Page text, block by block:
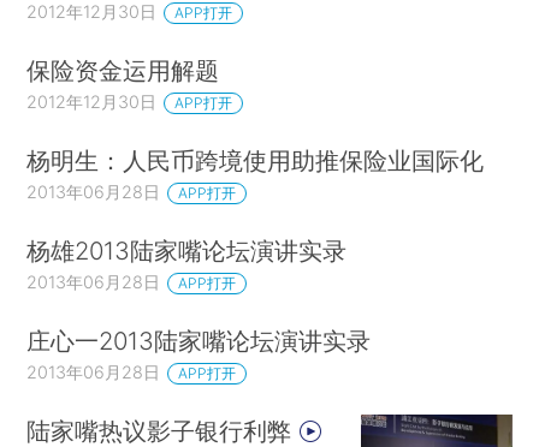
2012年12月30日 APP打开
保险资金运用解题
2012年12月30日 APP打开
杨明生：人民币跨境使用助推保险业国际化
2013年06月28日 APP打开
杨雄2013陆家嘴论坛演讲实录
2013年06月28日 APP打开
庄心一2013陆家嘴论坛演讲实录
2013年06月28日 APP打开
陆家嘴热议影子银行利弊